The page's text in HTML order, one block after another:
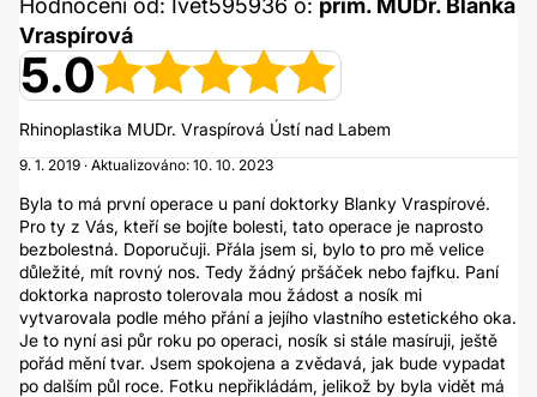
Hodnocení od: Ivet595936 o: prim. MUDr. Blanka
Vraspírová
5.0
Rhinoplastika MUDr. Vraspírová Ústí nad Labem
9. 1. 2019 · Aktualizováno: 10. 10. 2023
Byla to má první operace u paní doktorky Blanky Vraspírové.
Pro ty z Vás, kteří se bojíte bolesti, tato operace je naprosto
bezbolestná. Doporučuji. Přála jsem si, bylo to pro mě velice
důležité, mít rovný nos. Tedy žádný pršáček nebo fajfku. Paní
doktorka naprosto tolerovala mou žádost a nosík mi
vytvarovala podle mého přání a jejího vlastního estetického oka.
Je to nyní asi půr roku po operaci, nosík si stále masíruji, ještě
pořád mění tvar. Jsem spokojena a zvědavá, jak bude vypadat
po dalším půl roce. Fotku nepřikládám, jelikož by byla vidět má